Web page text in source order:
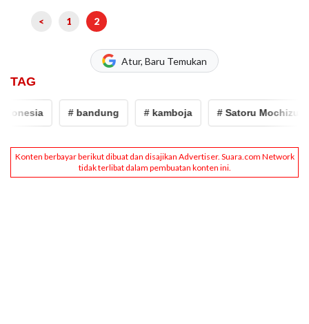
< 1 2
Atur, Baru Temukan
TAG
# bandung # kamboja # Satoru Mochizuki